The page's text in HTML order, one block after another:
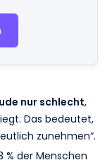
nur schlecht,
Das bedeutet,
zunehmen“.
% der Menschen